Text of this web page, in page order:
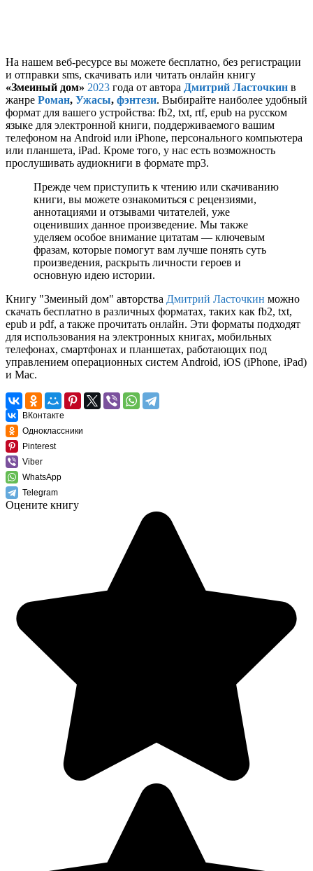
На нашем веб-ресурсе вы можете бесплатно, без регистрации
и отправки sms, скачивать или читать онлайн книгу
«Змеиный дом» 2023 года от автора Дмитрий Ласточкин в
жанре Роман, Ужасы, фэнтези. Выбирайте наиболее удобный
формат для вашего устройства: fb2, txt, rtf, epub на русском
языке для электронной книги, поддерживаемого вашим
телефоном на Android или iPhone, персонального компьютера
или планшета, iPad. Кроме того, у нас есть возможность
прослушивать аудиокниги в формате mp3.
Прежде чем приступить к чтению или скачиванию
книги, вы можете ознакомиться с рецензиями,
аннотациями и отзывами читателей, уже
оценивших данное произведение. Мы также
уделяем особое внимание цитатам — ключевым
фразам, которые помогут вам лучше понять суть
произведения, раскрыть личности героев и
основную идею истории.
Книгу "Змеиный дом" авторства Дмитрий Ласточкин можно
скачать бесплатно в различных форматах, таких как fb2, txt,
epub и pdf, а также прочитать онлайн. Эти форматы подходят
для использования на электронных книгах, мобильных
телефонах, смартфонах и планшетах, работающих под
управлением операционных систем Android, iOS (iPhone, iPad)
и Mac.
ВКонтакте
Одноклассники
Pinterest
Viber
WhatsApp
Telegram
Оцените книгу